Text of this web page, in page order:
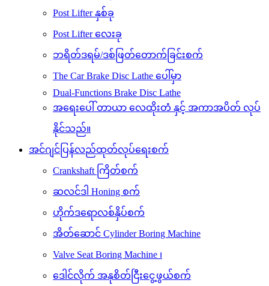
Post Lifter နှစ်ခု
Post Lifter လေးခု
ဘရိတ်ဒရမ်/ဒစ်ဖြတ်တောက်ခြင်းစက်
The Car Brake Disc Lathe ပေါ်မှာ
Dual-Functions Brake Disc Lathe
အရေးပေါ် တာယာ လေထိုးတံ နှင့် အကာအပိတ် လုပ်
နိုင်သည်။
အင်ဂျင်ပြန်လည်ထုတ်လုပ်ရေးစက်
Crankshaft ကြိတ်စက်
ဆလင်ဒါ Honing စက်
ဟိုက်ဒရောလစ်နှိပ်စက်
အိတ်ဆောင် Cylinder Boring Machine
Valve Seat Boring Machine ၊
ဒေါင်လိုက် အနုစိတ်ငြီးငွေ့ဖွယ်စက်